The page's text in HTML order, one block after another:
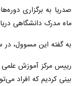
صدریا به برگزاری
ماه مدرک دانشگاهی
به گفته این مسوول، در سال جاری ۲۳۰ فراگیر در دانشگاه علمی و کاربردی هلال احمر قزوین و در ۱۱ رشته کوتاه مدت موفق به
بینی کردیم که افراد